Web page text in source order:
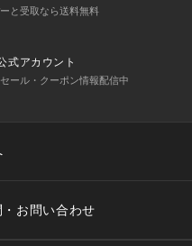
と受取なら送料無料
式アカウント
ール・クーポン情報配信中
お問い合わせ